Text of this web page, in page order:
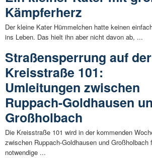
Kämpferherz
Der kleine Kater Hümmelchen hatte keinen
ins Leben. Das hielt ihn aber nicht davon ab, ...
Straßensperrung auf der
Kreisstraße 101:
Umleitungen zwischen
Ruppach-Goldhausen
Großholbach
Die Kreisstraße 101 wird in der kommenden
zwischen Ruppach-Goldhausen und Großholbach
notwendige ...